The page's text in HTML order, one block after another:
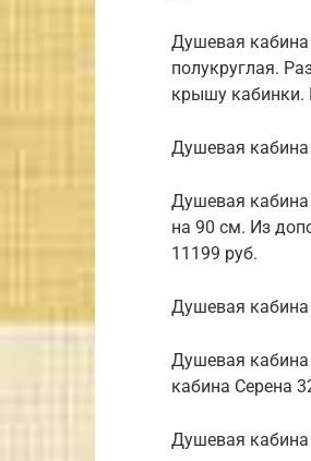
Душевая
полукруглая.
крышу кабинки.
Душевая кабина
Душевая
на 90 см. Из
11199 руб.
Душевая кабина
Душевая кабина
кабина Серена
Душевая кабина